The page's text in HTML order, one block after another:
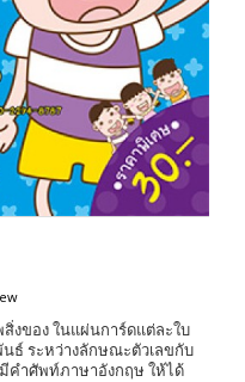
งของ ในแผ่นการ์ดแต่ละใบ
ธ์ ระหว่างลักษณะตัวเลขกับ
คำศัพท์ภาษาอังกฤษ ให้ได้